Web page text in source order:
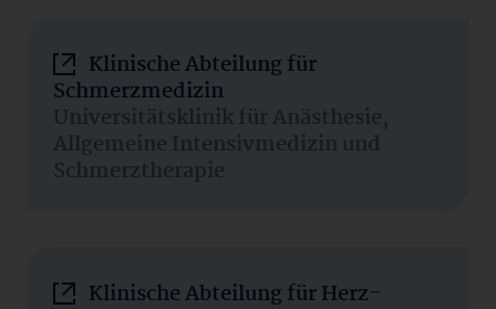
Klinische Abteilung für
Schmerzmedizin
Universitätsklinik für Anästhesie,
Allgemeine Intensivmedizin und
Schmerztherapie
Klinische Abteilung für Herz-